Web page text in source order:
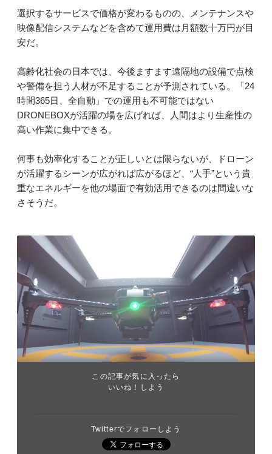
選択するサービスで価格が変わるものの、メンテナンスや
映像配信システムなどを含めて運用費は月額数十万円が目
安だ。
高齢化社会の日本では、今後ますます遠隔地の設備で点検
や警備を担う人材が不足することが予測されている。「24
時間365日、全自動」での運用も不可能ではない
DRONEBOXが活躍の場を広げれば、人間はより生産性の
高い作業に集中できる。
何事も効率化することが正しいとは限らないが、ドローン
が活躍するシーンが広がれば広がるほど、“人手”という貴
重なエネルギーを他の場面で有効活用できるのは間違いな
さそうだ。
この記事が気に入ったら
いいね！しよう
Twitterでフォローしよう